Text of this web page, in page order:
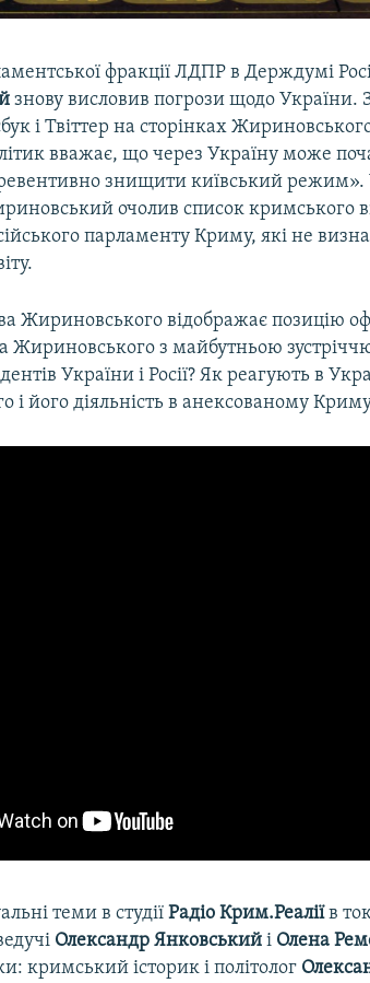
фракції ЛДПР в Держдумі
знову висловив погрози щодо України.
і Твіттер на сторінках
вважає, що через Україну може
знищити київський режим».
очолив список кримського
парламенту Криму, які не
Жириновського відображає позицію
Жириновського з майбутньою
України і Росії? Як реагують в
і його діяльність в анексованому
теми в студіїРадіо Крим.Реаліїв
Олександр Янковський і Олена
кримський історик і політолог